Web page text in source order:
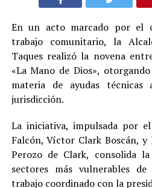
En un acto marcado por el
trabajo comunitario, la
Taques realizó la novena
«La Mano de Dios»,
materia de ayudas
jurisdicción.
La iniciativa, impulsada por
Falcón, Víctor Clark Boscán, y
Perozo de Clark, consolida
sectores más vulnerables
trabajo coordinado con la